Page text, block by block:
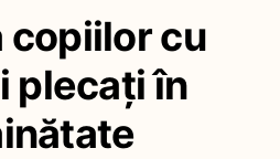
copiilor cu
plecați în